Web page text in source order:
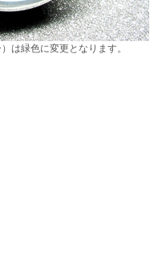
は緑色に変更となります。